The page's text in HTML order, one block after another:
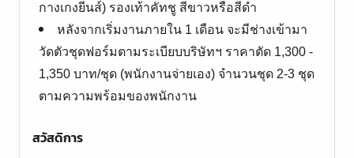
กางเกงยีนส์) รองเท้าคัทชู สีขาวหรือสีดำ
หลังจากเริ่มงานภายใน 1 เดือน จะมีช่างเข้ามา
วัดตัวชุดฟอร์มตามระเบียบบริษัทฯ ราคาตัด 1,300 -
1,350 บาท/ชุด (พนักงานจ่ายเอง) จำนวนชุด 2-3 ชุด
ตามความพร้อมของพนักงาน
สวัสดิการ